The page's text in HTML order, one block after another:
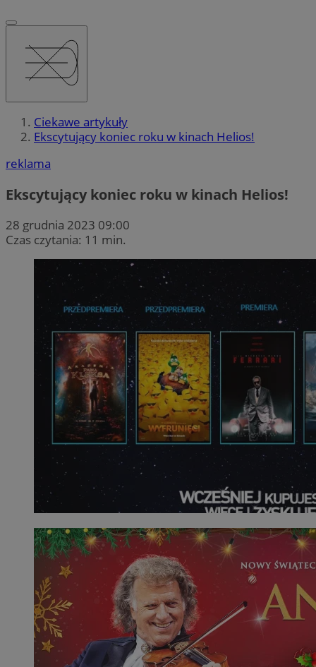
Ciekawe artykuły
Ekscytujący koniec roku w kinach Helios!
reklama
Ekscytujący koniec roku w kinach Helios!
28 grudnia 2023 09:00
Czas czytania: 11 min.